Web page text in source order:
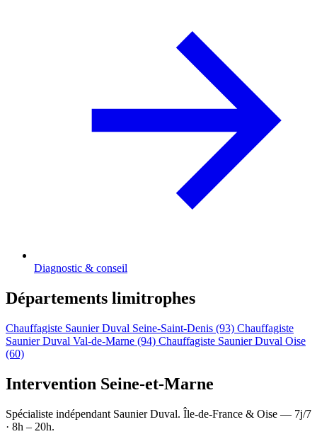
Diagnostic & conseil
Départements limitrophes
Chauffagiste Saunier Duval Seine-Saint-Denis (93) Chauffagiste
Saunier Duval Val-de-Marne (94) Chauffagiste Saunier Duval Oise
(60)
Intervention Seine-et-Marne
Spécialiste indépendant Saunier Duval. Île-de-France & Oise — 7j/7
· 8h – 20h.